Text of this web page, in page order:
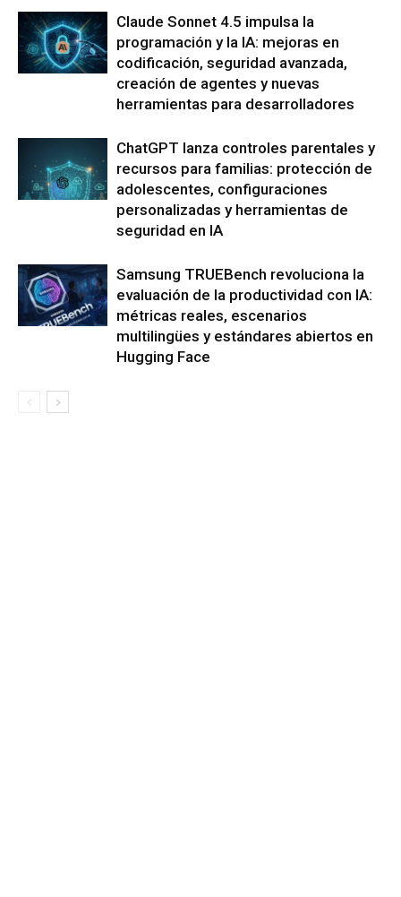
Claude Sonnet 4.5 impulsa la
programación y la IA: mejoras en
codificación, seguridad avanzada,
creación de agentes y nuevas
herramientas para desarrolladores
ChatGPT lanza controles parentales y
recursos para familias: protección de
adolescentes, configuraciones
personalizadas y herramientas de
seguridad en IA
Samsung TRUEBench revoluciona la
evaluación de la productividad con IA:
métricas reales, escenarios
multilingües y estándares abiertos en
Hugging Face